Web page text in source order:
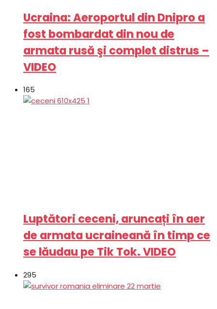
Ucraina: Aeroportul din Dnipro a
fost bombardat din nou de
armata rusă şi complet distrus –
VIDEO
165
Luptători ceceni, aruncați în aer
de armata ucraineană în timp ce
se lăudau pe Tik Tok. VIDEO
295